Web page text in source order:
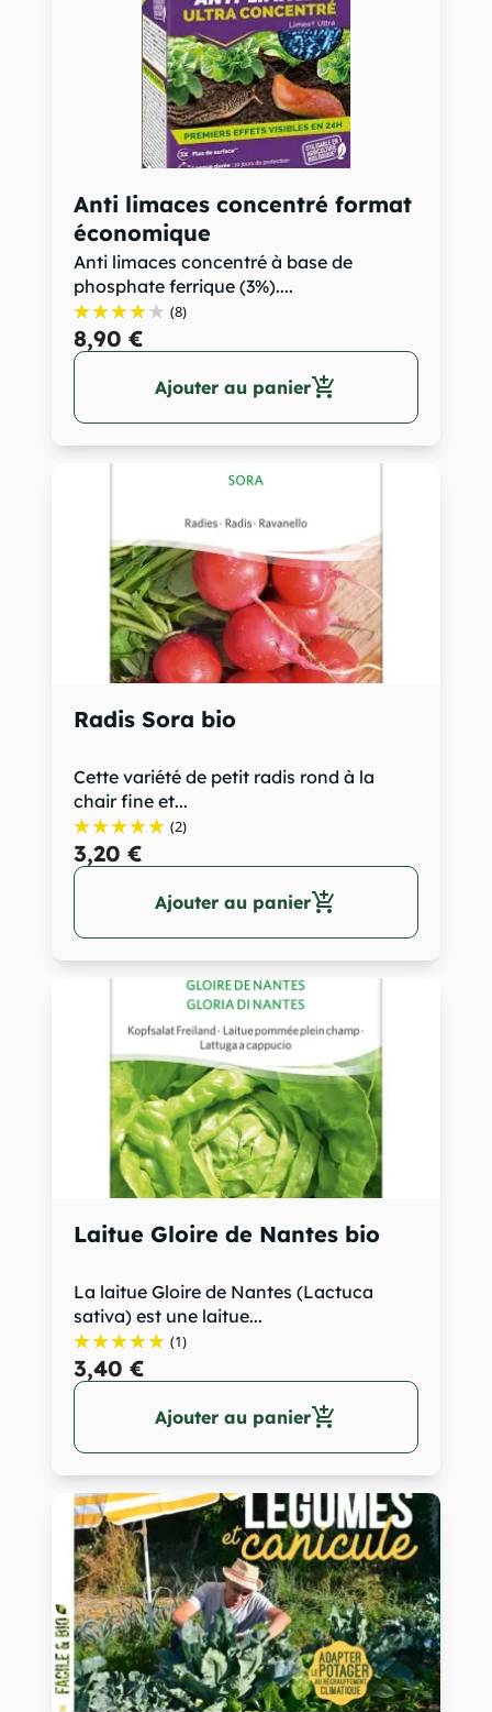
Anti limaces concentré format
économique
Anti limaces concentré à base de
phosphate ferrique (3%)....
(8)
8,90 €
Ajouter au panieradd_shopping_cart
Radis Sora bio
Cette variété de petit radis rond à la
chair fine et...
(2)
3,20 €
Ajouter au panieradd_shopping_cart
Laitue Gloire de Nantes bio
La laitue Gloire de Nantes (Lactuca
sativa) est une laitue...
(1)
3,40 €
Ajouter au panieradd_shopping_cart